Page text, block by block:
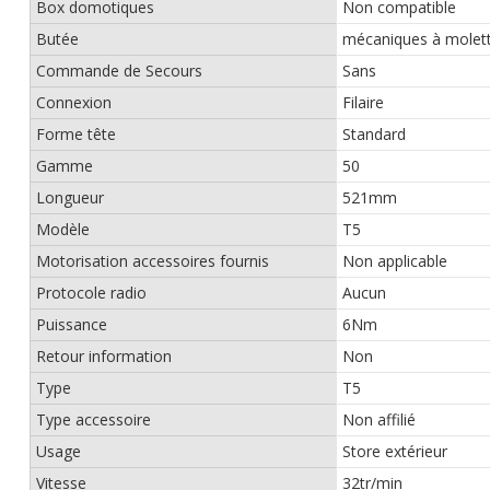
Box domotiques
Non compatible
Butée
mécaniques à
Commande de Secours
Sans
Connexion
Filaire
Forme tête
Standard
Gamme
50
Longueur
521mm
Modèle
T5
Motorisation accessoires fournis
Non applicable
Protocole radio
Aucun
Puissance
6Nm
Retour information
Non
Type
T5
Type accessoire
Non affilié
Usage
Store extérieur
Vitesse
32tr/min